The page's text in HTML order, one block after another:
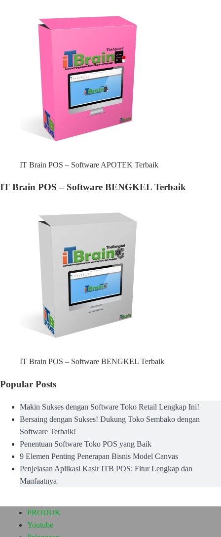
IT Brain POS – Software APOTEK Terbaik
IT Brain POS – Software BENGKEL Terbaik
IT Brain POS – Software BENGKEL Terbaik
Popular Posts
Makin Sukses dengan Software Toko Retail Lengkap Ini!
Bersaing dengan Sukses! Dukung Toko Sembako dengan
Software Terbaik!
Penentuan Software Toko POS yang Baik
9 Elemen Penting Penerapan Bisnis Model Canvas
Penjelasan Aplikasi Kasir ITB POS: Fitur Lengkap dan
Manfaatnya
PRODUK
Youtube